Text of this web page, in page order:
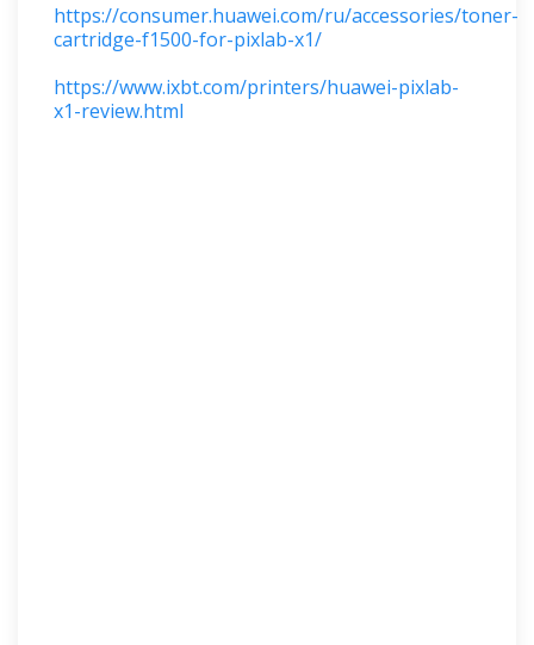
https://consumer.huawei.com/ru/accessories/toner-
cartridge-f1500-for-pixlab-x1/
https://www.ixbt.com/printers/huawei-pixlab-
x1-review.html